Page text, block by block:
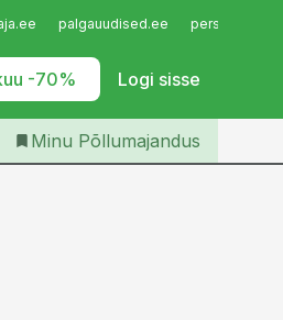
palgauudised.ee
-70% Logi sisse
Iseteenindus
Põllumajandus
Minu Põllumajandus